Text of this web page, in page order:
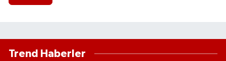
Trend Haberler